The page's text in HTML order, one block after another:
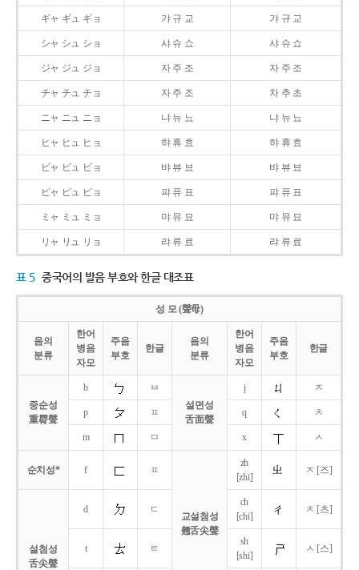
ギャ ギュ ギョ 갸 규 교 갸 규 교
シャ シュ ショ 샤 슈 쇼 샤 슈 쇼
ジャ ジュ ジョ 자 주 조 자 주 조
チャ チュ チョ 자 주 조 차 추 초
ニャ ニュ ニョ 냐 뉴 뇨 냐 뉴 뇨
ヒャ ヒュ ヒョ 햐 휴 효 햐 휴 효
ビャ ビュ ビョ 뱌 뷰 뵤 뱌 뷰 뵤
ピャ ピュ ピョ 퍄 퓨 표 퍄 퓨 표
ミャ ミュ ミョ 먀 뮤 묘 먀 뮤 묘
リャ リュ リョ 랴 류 료 랴 류 료
표 5 중국어의 발음 부호와 한글 대조표
성 모 (聲母)
음의
분류
한어
병음
자모
주음
부호
한글
음의
분류
한어
병음
자모
주음
부호
한글
중순성
重脣聲
b
ㅂ
설면성
舌面聲
j ㅈ
p ㅍ q ㅊ
m ㅁ x ㅅ
순치성* f ㅍ
교설첨성
翹舌尖聲
zh
[zhi]
ㅈ [즈]
설첨성
舌尖聲
d ㄷ
ch
[chi]
ㅊ [츠]
t ㅌ
sh
[shi]
ㅅ [스]